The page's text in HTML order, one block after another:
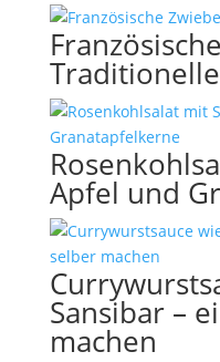
Apfel und
Sansibar –
machen